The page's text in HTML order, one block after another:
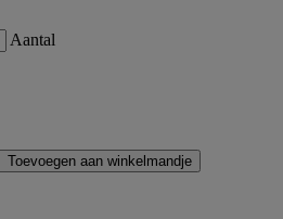
Aantal
Toevoegen aan winkelmandje